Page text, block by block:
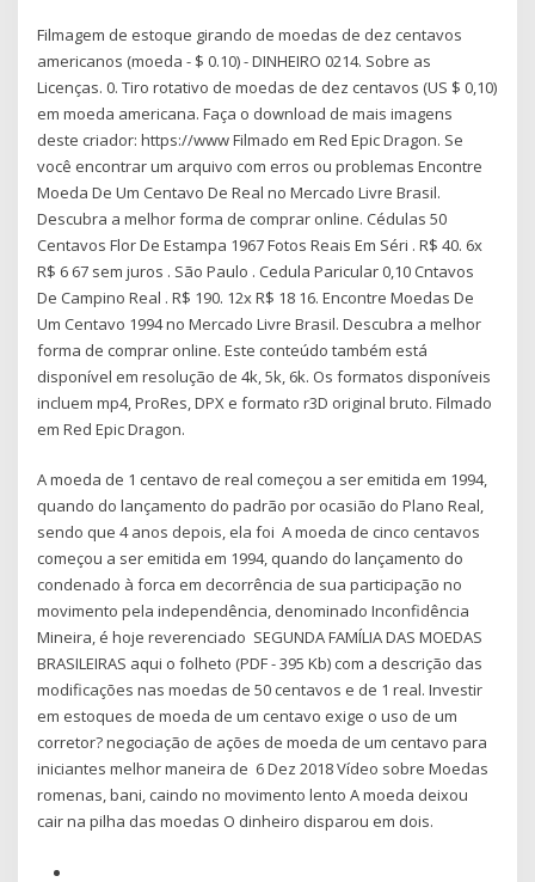
Filmagem de estoque girando de moedas de dez centavos
americanos (moeda - $ 0.10) - DINHEIRO 0214. Sobre as
Licenças. 0. Tiro rotativo de moedas de dez centavos (US $ 0,10)
em moeda americana. Faça o download de mais imagens
deste criador: https://www Filmado em Red Epic Dragon. Se
você encontrar um arquivo com erros ou problemas Encontre
Moeda De Um Centavo De Real no Mercado Livre Brasil.
Descubra a melhor forma de comprar online. Cédulas 50
Centavos Flor De Estampa 1967 Fotos Reais Em Séri . R$ 40. 6x
R$ 6 67 sem juros . São Paulo . Cedula Paricular 0,10 Cntavos
De Campino Real . R$ 190. 12x R$ 18 16. Encontre Moedas De
Um Centavo 1994 no Mercado Livre Brasil. Descubra a melhor
forma de comprar online. Este conteúdo também está
disponível em resolução de 4k, 5k, 6k. Os formatos disponíveis
incluem mp4, ProRes, DPX e formato r3D original bruto. Filmado
em Red Epic Dragon.
A moeda de 1 centavo de real começou a ser emitida em 1994,
quando do lançamento do padrão por ocasião do Plano Real,
sendo que 4 anos depois, ela foi A moeda de cinco centavos
começou a ser emitida em 1994, quando do lançamento do
condenado à forca em decorrência de sua participação no
movimento pela independência, denominado Inconfidência
Mineira, é hoje reverenciado SEGUNDA FAMÍLIA DAS MOEDAS
BRASILEIRAS aqui o folheto (PDF - 395 Kb) com a descrição das
modificações nas moedas de 50 centavos e de 1 real. Investir
em estoques de moeda de um centavo exige o uso de um
corretor? negociação de ações de moeda de um centavo para
iniciantes melhor maneira de 6 Dez 2018 Vídeo sobre Moedas
romenas, bani, caindo no movimento lento A moeda deixou
cair na pilha das moedas O dinheiro disparou em dois.